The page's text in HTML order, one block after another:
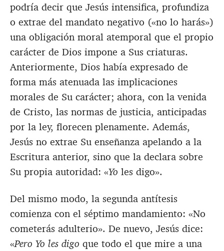
podría decir que Jesús intensifica, profundiza
o extrae del mandato negativo («no lo harás»)
una obligación moral atemporal que el propio
carácter de Dios impone a Sus criaturas.
Anteriormente, Dios había expresado de
forma más atenuada las implicaciones
morales de Su carácter; ahora, con la venida
de Cristo, las normas de justicia, anticipadas
por la ley, florecen plenamente. Además,
Jesús no extrae Su enseñanza apelando a la
Escritura anterior, sino que la declara sobre
Su propia autoridad: «Yo les digo».
Del mismo modo, la segunda antítesis
comienza con el séptimo mandamiento: «No
cometerás adulterio». De nuevo, Jesús dice:
«Pero Yo les digo que todo el que mire a una